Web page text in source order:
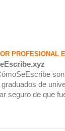
PROFESIONAL
de
seguro de que